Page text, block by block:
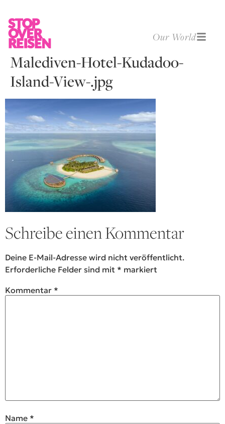
Our World
Malediven-Hotel-Kudadoo-
Island-View-.jpg
Schreibe einen Kommentar
Deine E-Mail-Adresse wird nicht veröffentlicht.
Erforderliche Felder sind mit * markiert
Kommentar *
Name *